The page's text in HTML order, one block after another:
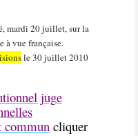
mardi 20 juillet, sur la
à vue française.
le 30 juillet 2010
juge
commun cliquer